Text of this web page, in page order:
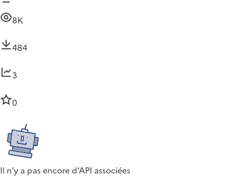
8K
484
3
0
Il n'y a pas encore d'API associées